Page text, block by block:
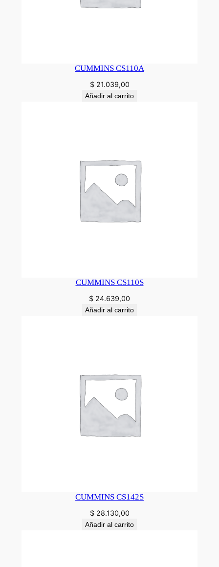
CUMMINS CS110A
$21.039,00
Añadir al carrito
CUMMINS CS110S
$ 24.639,00
Añadir al carrito
CUMMINS CS142S
$28.130,00
Añadir al carrito